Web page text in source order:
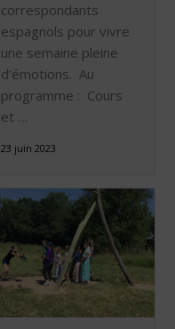
correspondants
espagnols pour vivre
une semaine pleine
d’émotions. Au
programme : Cours
et …
23 juin 2023